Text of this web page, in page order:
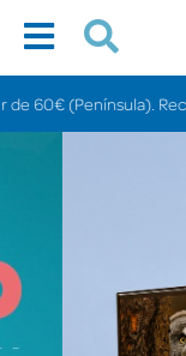
Recíbelo en 24/48